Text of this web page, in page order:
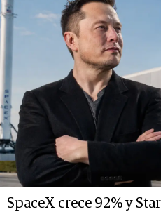
SpaceX crece 92% y